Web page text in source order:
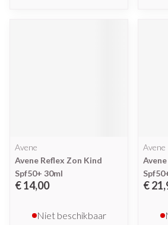
Avene
Avene Reflex Zon Kind
Spf50+ 30ml
€ 14,00
Niet beschikbaar
Avene
€